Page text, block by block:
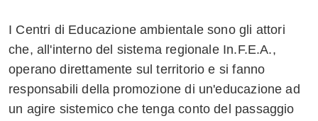
I Centri di Educazione ambientale sono gli attori
che, all'interno del sistema regionale In.F.E.A.,
operano direttamente sul territorio e si fanno
responsabili della promozione di un'educazione ad
un agire sistemico che tenga conto del passaggio